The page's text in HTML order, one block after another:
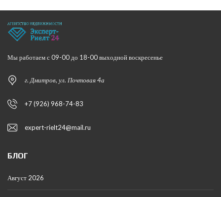
Мы работаем с 09-00 до 18-00 выходной воскресенье
г. Дмитров, ул. Почтовая 4а
+7 (926) 968-74-83
expert-rielt24@mail.ru
БЛОГ
Август 2026